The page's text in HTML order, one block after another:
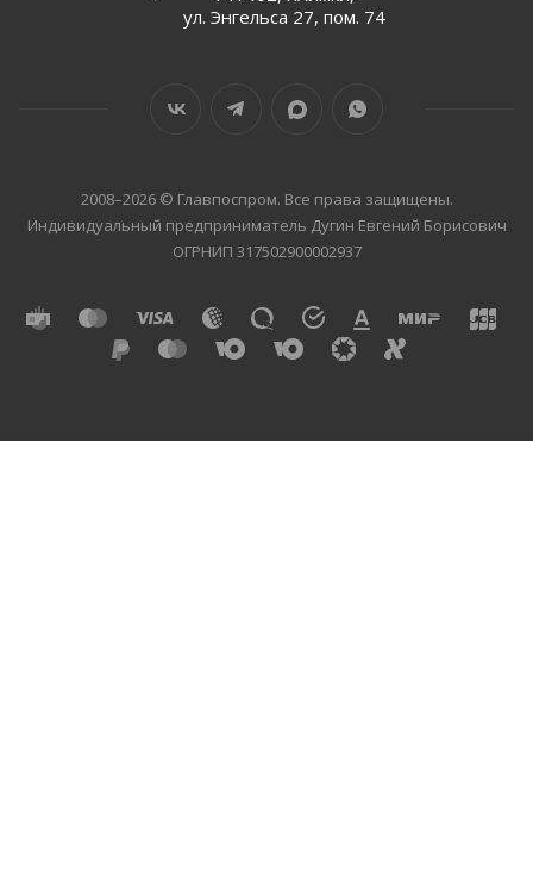
ул. Энгельса 27, пом. 74
2008–2026 © Главпоспром. Все права защищены.
Индивидуальный предприниматель Дугин Евгений Борисович
ОГРНИП 317502900002937